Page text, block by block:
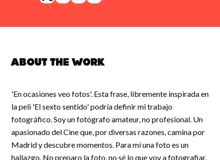
About the work
'En ocasiones veo fotos'. Esta frase, libremente inspirada en
la peli 'El sexto sentido' podría definir mi trabajo
fotográfico. Soy un fotógrafo amateur, no profesional. Un
apasionado del Cine que, por diversas razones, camina por
Madrid y descubre momentos. Para mí una foto es un
hallazgo. No preparo la foto, no sé lo que voy a fotografiar.